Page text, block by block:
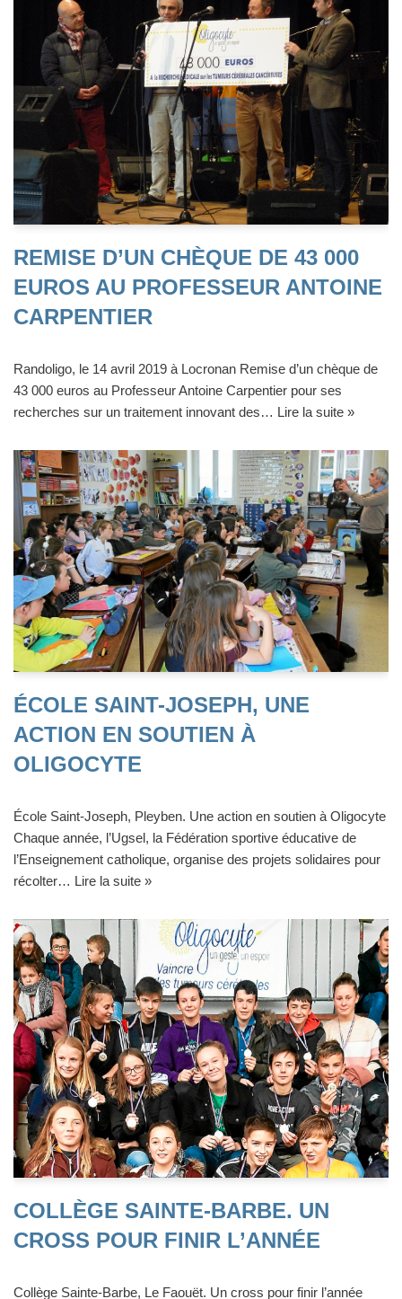
REMISE D’UN CHÈQUE DE 43 000
EUROS AU PROFESSEUR ANTOINE
CARPENTIER
Randoligo, le 14 avril 2019 à Locronan Remise d’un chèque de
43 000 euros au Professeur Antoine Carpentier pour ses
recherches sur un traitement innovant des… Lire la suite »
ÉCOLE SAINT-JOSEPH, UNE
ACTION EN SOUTIEN À
OLIGOCYTE
École Saint-Joseph, Pleyben. Une action en soutien à Oligocyte
Chaque année, l’Ugsel, la Fédération sportive éducative de
l’Enseignement catholique, organise des projets solidaires pour
récolter… Lire la suite »
COLLÈGE SAINTE-BARBE. UN
CROSS POUR FINIR L’ANNÉE
Collège Sainte-Barbe, Le Faouët. Un cross pour finir l’année